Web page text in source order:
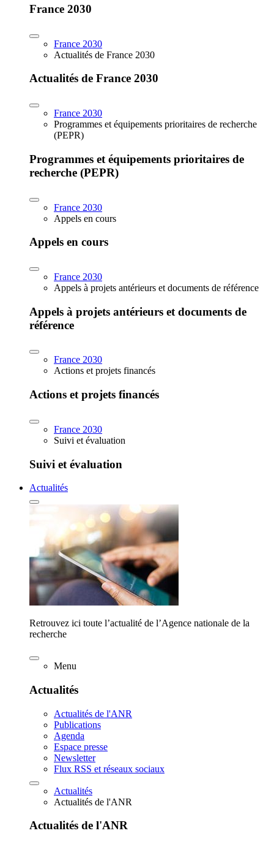
France 2030
France 2030
Actualités de France 2030
Actualités de France 2030
France 2030
Programmes et équipements prioritaires de recherche
(PEPR)
Programmes et équipements prioritaires de
recherche (PEPR)
France 2030
Appels en cours
Appels en cours
France 2030
Appels à projets antérieurs et documents de référence
Appels à projets antérieurs et documents de
référence
France 2030
Actions et projets financés
Actions et projets financés
France 2030
Suivi et évaluation
Suivi et évaluation
Actualités
Retrouvez ici toute l’actualité de l’Agence nationale de la
recherche
Menu
Actualités
Actualités de l'ANR
Publications
Agenda
Espace presse
Newsletter
Flux RSS et réseaux sociaux
Actualités
Actualités de l'ANR
Actualités de l'ANR